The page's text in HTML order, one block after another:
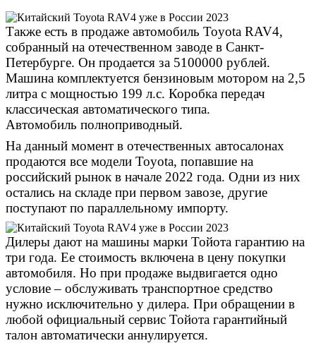
Также есть в продаже автомобиль Toyota RAV4,
собранный на отечественном заводе в Санкт-
Петербурге. Он продается за 5100000 рублей.
Машина комплектуется бензиновым мотором на 2,5
литра с мощностью 199 л.с. Коробка передач
классическая автоматического типа.
Автомобиль полноприводный.
На данный момент в отечественных автосалонах
продаются все модели Toyota, попавшие на
российский рынок в начале 2022 года. Одни из них
остались на складе при первом завозе, другие
поступают по параллельному импорту.
Дилеры дают на машины марки Тойота гарантию на
три года. Ее стоимость включена в цену покупки
автомобиля. Но при продаже выдвигается одно
условие – обслуживать транспортное средство
нужно исключительно у дилера. При обращении в
любой официальный сервис Тойота гарантийный
талон автоматически аннулируется.